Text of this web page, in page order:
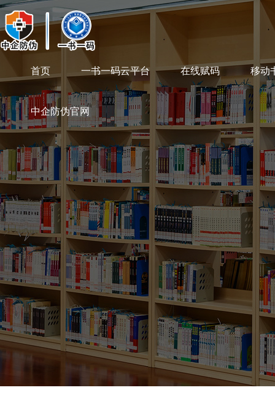
首页 一书一码云平台 在线赋码 移动
中企防伪官网